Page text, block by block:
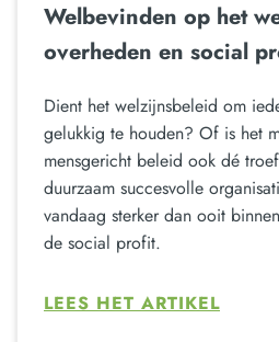
Welbevinden op het
overheden en social
Dient het welzijnsbeleid om
gelukkig te houden? Of is het
mensgericht beleid ook dé
duurzaam succesvolle
vandaag sterker dan ooit
de social profit.
LEES HET ARTIKEL